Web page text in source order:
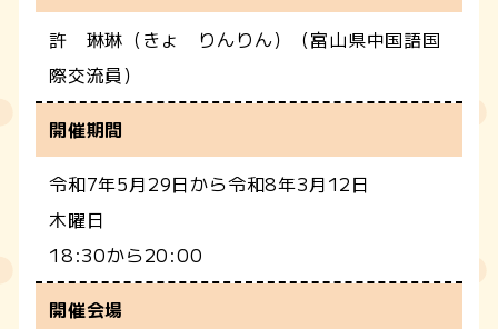
許 琳琳（きょ りんりん）（富山県中国語国
際交流員）
開催期間
令和7年5月29日から令和8年3月12日
木曜日
18:30から20:00
開催会場